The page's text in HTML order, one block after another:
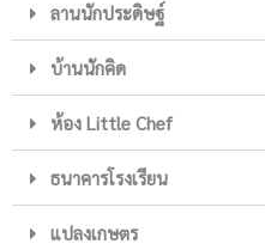
ลานนักประดิษฐ์
บ้านนักคิด
ห้อง Little Chef
ธนาคารโรงเรียน
แปลงเกษตร